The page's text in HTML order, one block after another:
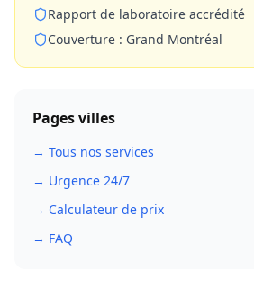
Rapport de laboratoire accrédité
Couverture : Grand Montréal
Pages villes
→ Tous nos services
→ Urgence 24/7
→ Calculateur de prix
→ FAQ